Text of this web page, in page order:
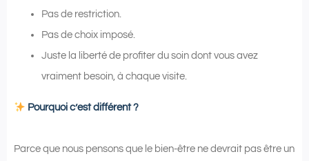
Pas de restriction.
Pas de choix imposé.
Juste la liberté de profiter du soin dont vous avez
vraiment besoin, à chaque visite.
Pourquoi c’est différent ?
Parce que nous pensons que le bien-être ne devrait pas être un